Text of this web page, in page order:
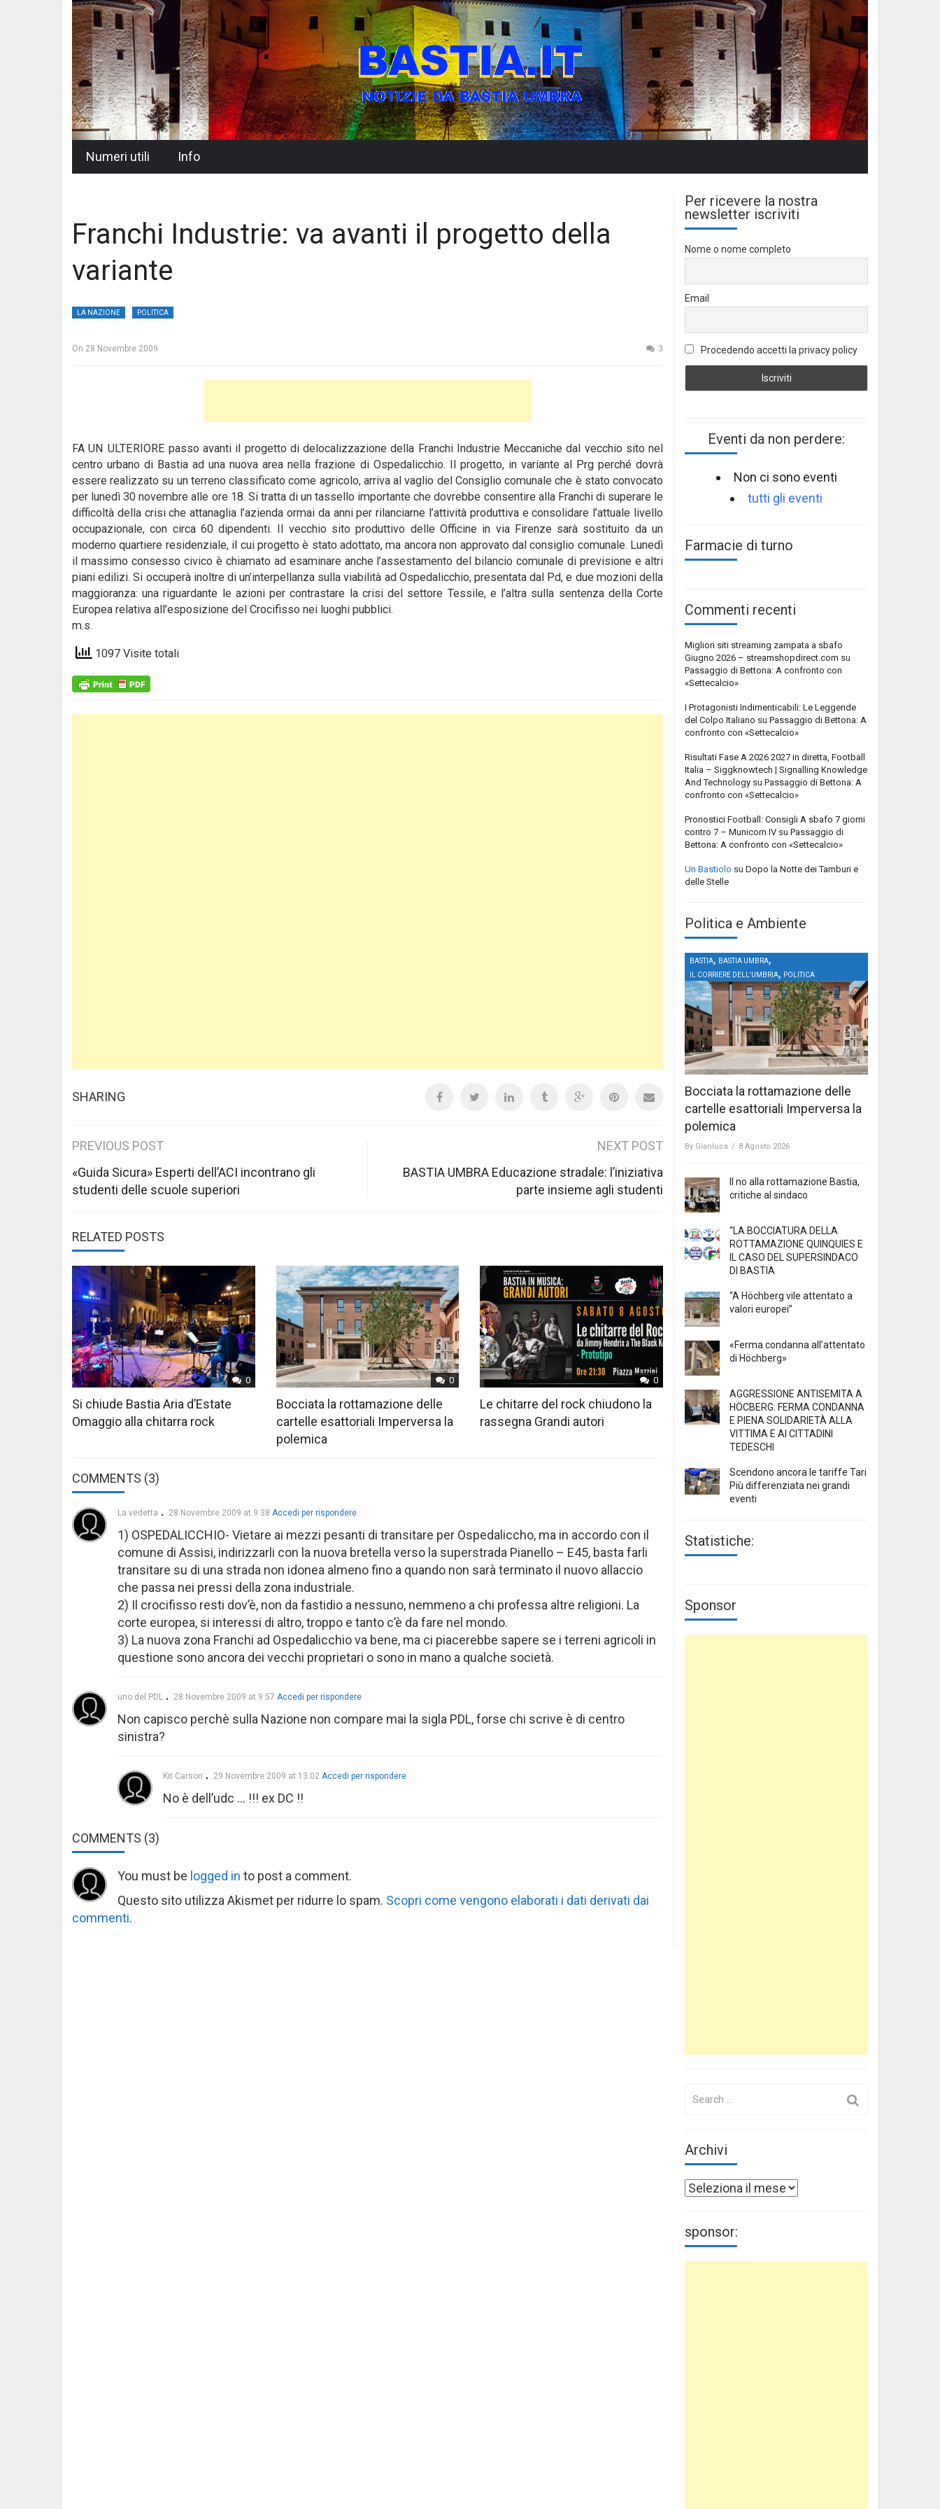
Numeri utili Info
Franchi Industrie: va avanti il progetto della
variante
LA NAZIONE POLITICA
On 28 Novembre 2009 3
FA UN ULTERIORE passo avanti il progetto di delocalizzazione della Franchi Industrie Meccaniche dal vecchio sito nel
centro urbano di Bastia ad una nuova area nella frazione di Ospedalicchio. Il progetto, in variante al Prg perché dovrà
essere realizzato su un terreno classificato come agricolo, arriva al vaglio del Consiglio comunale che è stato convocato
per lunedì 30 novembre alle ore 18. Si tratta di un tassello importante che dovrebbe consentire alla Franchi di superare le
difficoltà della crisi che attanaglia l’azienda ormai da anni per rilanciarne l’attività produttiva e consolidare l’attuale livello
occupazionale, con circa 60 dipendenti. Il vecchio sito produttivo delle Officine in via Firenze sarà sostituito da un
moderno quartiere residenziale, il cui progetto è stato adottato, ma ancora non approvato dal consiglio comunale. Lunedì
il massimo consesso civico è chiamato ad esaminare anche l’assestamento del bilancio comunale di previsione e altri
piani edilizi. Si occuperà inoltre di un’interpellanza sulla viabilità ad Ospedalicchio, presentata dal Pd, e due mozioni della
maggioranza: una riguardante le azioni per contrastare la crisi del settore Tessile, e l’altra sulla sentenza della Corte
Europea relativa all’esposizione del Crocifisso nei luoghi pubblici.
m.s.
1097 Visite totali
SHARING
Post
navigation
PREVIOUS POST
«Guida Sicura» Esperti dell’ACI incontrano gli
studenti delle scuole superiori
NEXT POST
BASTIA UMBRA Educazione stradale: l’iniziativa
parte insieme agli studenti
RELATED POSTS
0
Si chiude Bastia Aria d’Estate
Omaggio alla chitarra rock
0
Bocciata la rottamazione delle
cartelle esattoriali Imperversa la
polemica
0
Le chitarre del rock chiudono la
rassegna Grandi autori
COMMENTS (3)
La vedetta 28 Novembre 2009 at 9:38 Accedi per rispondere
1) OSPEDALICCHIO- Vietare ai mezzi pesanti di transitare per Ospedaliccho, ma in accordo con il
comune di Assisi, indirizzarli con la nuova bretella verso la superstrada Pianello – E45, basta farli
transitare su di una strada non idonea almeno fino a quando non sarà terminato il nuovo allaccio
che passa nei pressi della zona industriale.
2) Il crocifisso resti dov’è, non da fastidio a nessuno, nemmeno a chi professa altre religioni. La
corte europea, si interessi di altro, troppo e tanto c’è da fare nel mondo.
3) La nuova zona Franchi ad Ospedalicchio va bene, ma ci piacerebbe sapere se i terreni agricoli in
questione sono ancora dei vecchi proprietari o sono in mano a qualche società.
uno del PDL 28 Novembre 2009 at 9:57 Accedi per rispondere
Non capisco perchè sulla Nazione non compare mai la sigla PDL, forse chi scrive è di centro
sinistra?
Kit Carson 29 Novembre 2009 at 13:02 Accedi per rispondere
No è dell’udc … !!! ex DC !!
COMMENTS (3)
You must be logged in to post a comment.
Questo sito utilizza Akismet per ridurre lo spam. Scopri come vengono elaborati i dati derivati dai
commenti.
Per ricevere la nostra
newsletter iscriviti
Nome o nome completo
Email
Procedendo accetti la privacy policy
Eventi da non perdere:
Non ci sono eventi
tutti gli eventi
Farmacie di turno
Commenti recenti
Migliori siti streaming zampata a sbafo
Giugno 2026 – streamshopdirect.com su
Passaggio di Bettona: A confronto con
«Settecalcio»
I Protagonisti Indimenticabili: Le Leggende
del Colpo Italiano su Passaggio di Bettona: A
confronto con «Settecalcio»
Risultati Fase A 2026 2027 in diretta, Football
Italia – Siggknowtech | Signalling Knowledge
And Technology su Passaggio di Bettona: A
confronto con «Settecalcio»
Pronostici Football: Consigli A sbafo 7 giorni
contro 7 – Municorn IV su Passaggio di
Bettona: A confronto con «Settecalcio»
Un Bastiolo su Dopo la Notte dei Tamburi e
delle Stelle
Politica e Ambiente
BASTIA, BASTIA UMBRA,
IL CORRIERE DELL'UMBRIA, POLITICA
Bocciata la rottamazione delle
cartelle esattoriali Imperversa la
polemica
By Gianluca / 8 Agosto 2026
Il no alla rottamazione Bastia,
critiche al sindaco
“LA BOCCIATURA DELLA
ROTTAMAZIONE QUINQUIES E
IL CASO DEL SUPERSINDACO
DI BASTIA
“A Höchberg vile attentato a
valori europei”
«Ferma condanna all’attentato
di Höchberg»
AGGRESSIONE ANTISEMITA A
HÖCBERG: FERMA CONDANNA
E PIENA SOLIDARIETÀ ALLA
VITTIMA E AI CITTADINI
TEDESCHI
Scendono ancora le tariffe Tari
Più differenziata nei grandi
eventi
Statistiche:
Sponsor
Archivi
Archivi
sponsor: